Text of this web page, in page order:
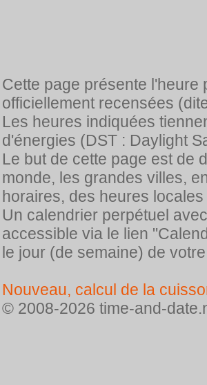
Cette page présente
officiellement recensées
Les heures indiquées
d'énergies (DST : Daylight
Le but de cette page est de
monde, les grandes villes,
horaires, des heures locales
Un calendrier perpétuel
accessible via le lien
le jour (de semaine) de
Nouveau, calcul de la
© 2008-2026 time-and-